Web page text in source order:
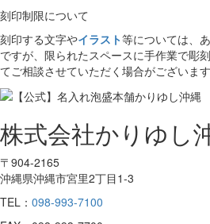
刻印制限について
刻印する文字やイラスト等については、
ですが、限られたスペースに手作業で彫
てご相談させていただく場合がございます
株式会社かりゆし
〒904-2165
沖縄県沖縄市宮里2丁目1-3
TEL： 098-993-7100